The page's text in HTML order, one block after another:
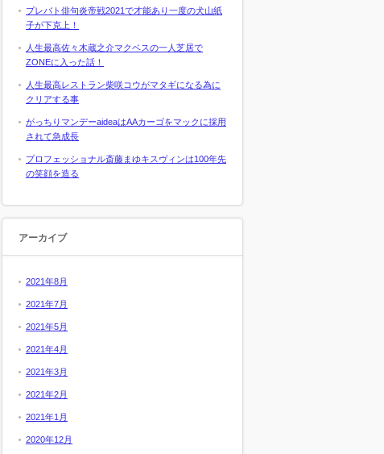
プレバト俳句炎帝戦2021で才能あり一度の犬山紙
子が下克上！
人生最高佐々木蔵之介マクベスの一人芝居で
ZONEに入った話！
人生最高レストラン柴咲コウがマタギになる為に
クリアする事
がっちりマンデーaideaはAAカーゴをマックに採用
されて急成長
プロフェッショナル斎藤まゆキスヴィンは100年先
の笑顔を造る
アーカイブ
2021年8月
2021年7月
2021年5月
2021年4月
2021年3月
2021年2月
2021年1月
2020年12月